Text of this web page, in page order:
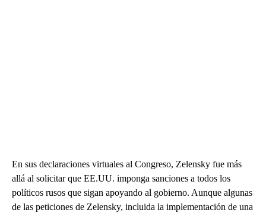
En sus declaraciones virtuales al Congreso, Zelensky fue más
allá al solicitar que EE.UU. imponga sanciones a todos los
políticos rusos que sigan apoyando al gobierno. Aunque algunas
de las peticiones de Zelensky, incluida la implementación de una